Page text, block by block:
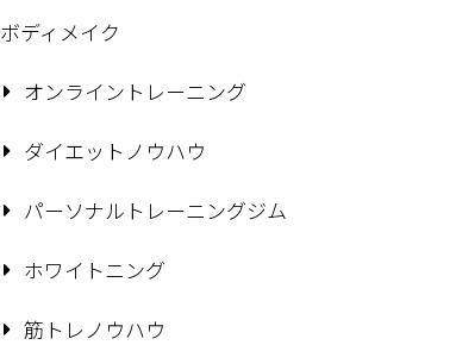
ボディメイク
オンライントレーニング
ダイエットノウハウ
パーソナルトレーニングジム
ホワイトニング
筋トレノウハウ